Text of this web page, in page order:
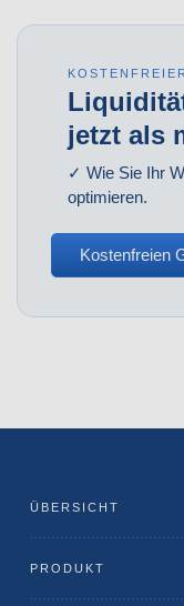
jetzt als
✓ Wie Sie Ihr
optimieren.
Kostenfreien
ÜBERSICHT
PRODUKT